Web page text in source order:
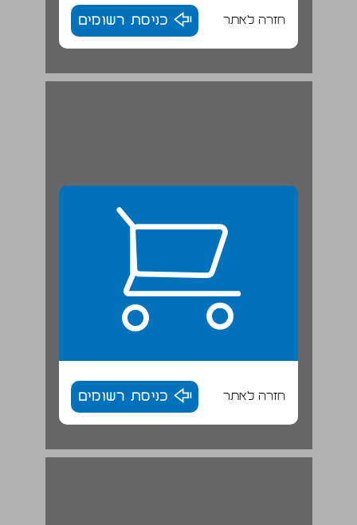
חזרה לאתר כניסת רשומים
1.2.2 עלויות ... 16
חזרה לאתר כניסת רשומים